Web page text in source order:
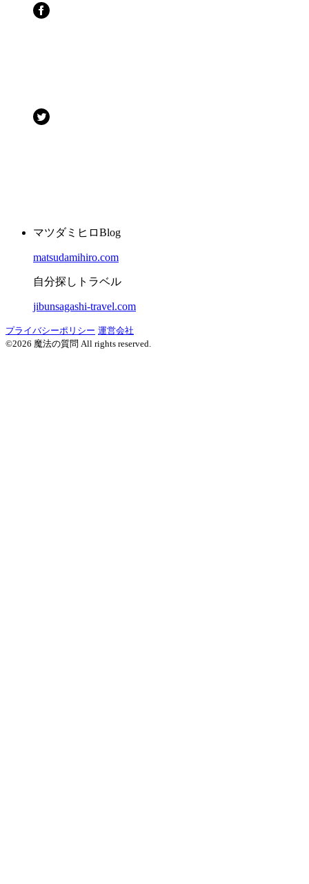
マツダミヒロBlog
matsudamihiro.com
自分探しトラベル
jibunsagashi-travel.com
プライバシーポリシー 運営会社
©2026 魔法の質問 All rights reserved.